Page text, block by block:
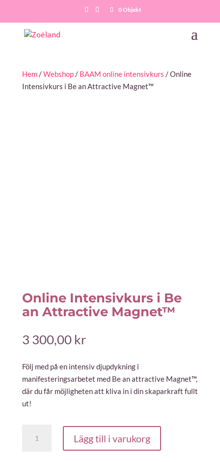
0 Objekt
Hem/Webshop/ BAAM online intensivkurs / Online
Intensivkurs i Be an Attractive Magnet™
Online Intensivkurs i Be
an Attractive Magnet™
3 300,00 kr
Följ med på en intensiv djupdykning i
manifesteringsarbetet med Be an attractive Magnet™,
där du får möjligheten att kliva in i din skaparkraft fullt
ut!
Intensivkurs
Lägg till i varukorg